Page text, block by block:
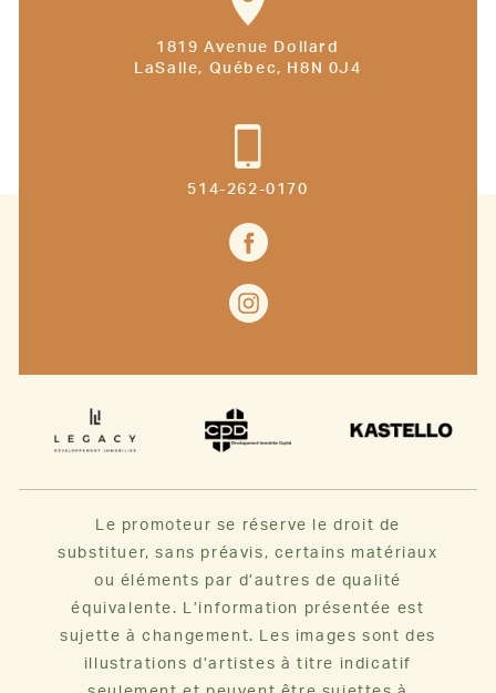
1819 Avenue Dollard
LaSalle, Québec, H8N 0J4
514-262-0170
Le promoteur se réserve le droit de
substituer, sans préavis, certains matériaux
ou éléments par d’autres de qualité
équivalente. L’information présentée est
sujette à changement. Les images sont des
illustrations d’artistes à titre indicatif